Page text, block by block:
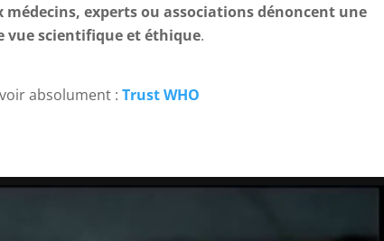
médecins, experts ou associations dénoncent une
vue scientifique et éthique.
absolument : Trust WHO